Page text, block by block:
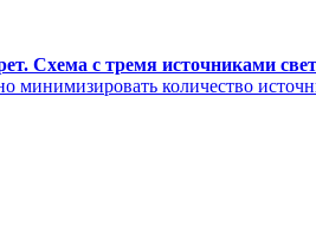
Схема с тремя источниками
минимизировать